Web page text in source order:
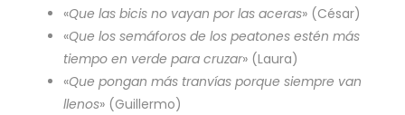
«Que las bicis no vayan por las aceras» (César)
«Que los semáforos de los peatones estén más
tiempo en verde para cruzar» (Laura)
«Que pongan más tranvías porque siempre van
llenos» (Guillermo)